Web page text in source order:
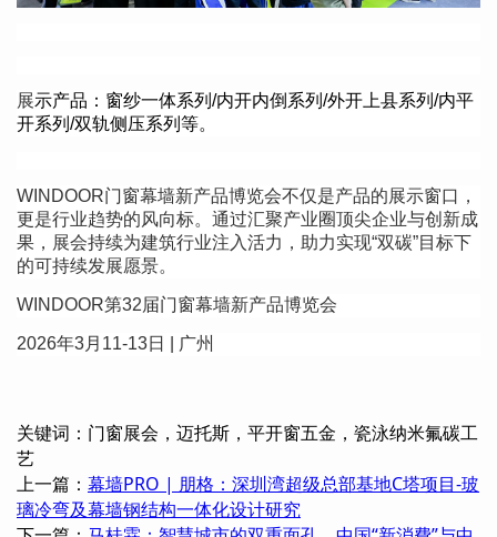
展示产品： 窗纱一体系列/内开内倒系列/外开上县系列/内平
开系列/双轨侧压系列 等。
WINDOOR门窗幕墙新产品博览会不仅是产品的展示窗口，
更是行业趋势的风向标。通过汇聚产业圈顶尖企业与创新成
果，展会持续为建筑行业注入活力，助力实现“双碳”目标下
的可持续发展愿景。
WINDOOR第32届门窗幕墙新产品博览会
2026年3月 11-13日 广州
关键词：门窗展会，迈托斯，平开窗五金，瓷泳纳米氟碳工
艺
上一篇： 幕墙PRO | 朋格：深圳湾超级总部基地C塔项目-玻
璃冷弯及幕墙钢结构一体化设计研究